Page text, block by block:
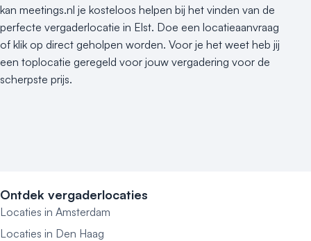
kan meetings.nl je kosteloos helpen bij het vinden van de
perfecte vergaderlocatie in Elst. Doe een locatieaanvraag
of klik op direct geholpen worden. Voor je het weet heb jij
een toplocatie geregeld voor jouw vergadering voor de
scherpste prijs.
Ontdek vergaderlocaties
Locaties in Amsterdam
Locaties in Den Haag